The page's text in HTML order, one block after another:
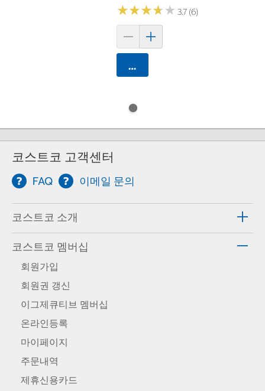
★★★★★
★★★★★ 3.7 (6)
카트에 담기
코스트코 고객센터
FAQ 이메일 문의
코스트코 소개
코스트코 멤버십
회원가입
회원권 갱신
이그제큐티브 멤버십
온라인등록
마이페이지
주문내역
제휴신용카드